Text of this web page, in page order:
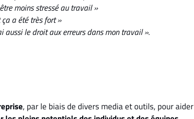
moins stressé au travail »
ça a été très fort »
aussi le droit aux erreurs dans mon travail ».
, par le biais de divers media et outils, pour aider